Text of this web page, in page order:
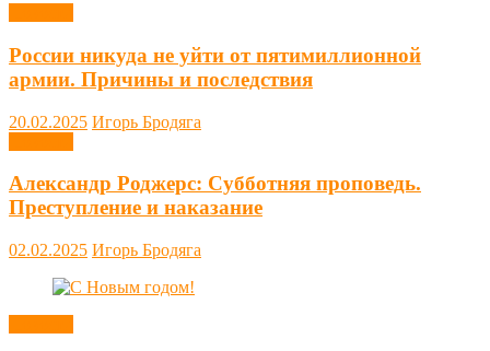
России никуда не уйти от пятимиллионной
армии. Причины и последствия
20.02.2025 Игорь Бродяга
Александр Роджерс: Субботняя проповедь.
Преступление и наказание
02.02.2025 Игорь Бродяга